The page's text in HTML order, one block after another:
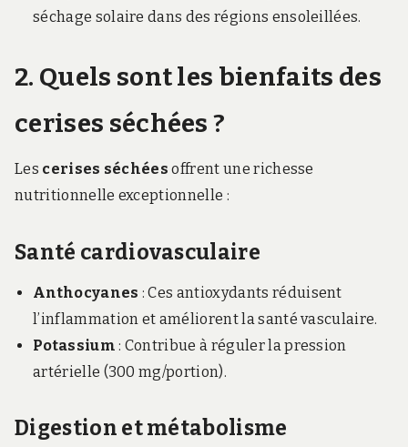
séchage solaire dans des régions ensoleillées.
2. Quels sont les bienfaits des
cerises séchées ?
Les cerises séchées offrent une richesse
nutritionnelle exceptionnelle :
Santé cardiovasculaire
Anthocyanes : Ces antioxydants réduisent
l’inflammation et améliorent la santé vasculaire.
Potassium : Contribue à réguler la pression
artérielle (300 mg/portion).
Digestion et métabolisme